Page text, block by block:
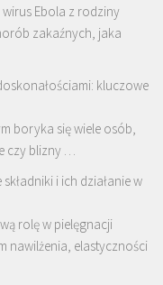
Ebola z rodziny
zakaźnych, jaka
kluczowe
boryka się wiele osób,
czy blizny …
i ich działanie w
rolę w pielęgnacji
nawilżenia, elastyczności